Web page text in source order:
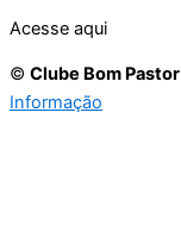
Acesse aqui
© Clube Bom Pastor
Informação